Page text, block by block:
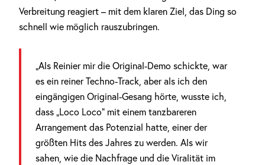
Verbreitung reagiert – mit dem klaren Ziel, das Ding so
schnell wie möglich rauszubringen.
„Als Reinier mir die Original-Demo schickte, war
es ein reiner Techno-Track, aber als ich den
eingängigen Original-Gesang hörte, wusste ich,
dass „Loco Loco“ mit einem tanzbareren
Arrangement das Potenzial hatte, einer der
größten Hits des Jahres zu werden. Als wir
sahen, wie die Nachfrage und die Viralität im